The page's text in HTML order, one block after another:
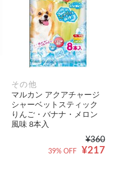
その他
マルカン アクアチャージ
シャーベットスティック
りんご・バナナ・メロン
風味 8本入
¥360
¥217
39% OFF